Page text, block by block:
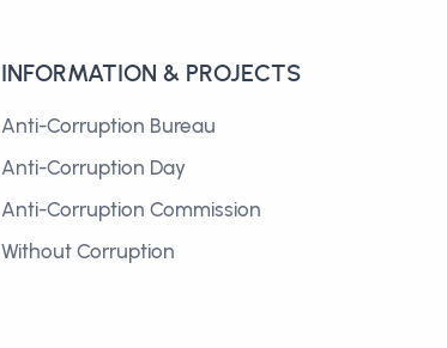
INFORMATION & PROJECTS
Anti-Corruption Bureau
Anti-Corruption Day
Anti-Corruption Commission
Without Corruption